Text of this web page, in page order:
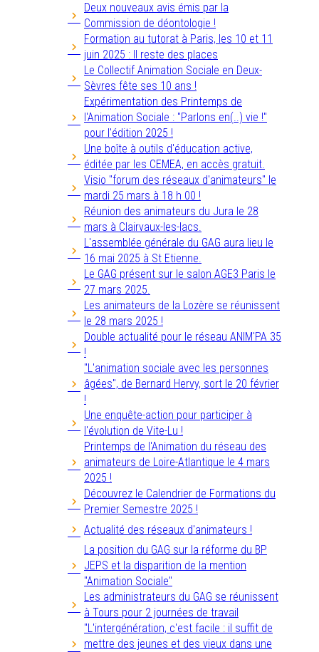
Deux nouveaux avis émis par la
Commission de déontologie !
Formation au tutorat à Paris, les 10 et 11
juin 2025 : Il reste des places
Le Collectif Animation Sociale en Deux-
Sèvres fête ses 10 ans !
Expérimentation des Printemps de
l'Animation Sociale : "Parlons en(..) vie !"
pour l'édition 2025 !
Une boîte à outils d'éducation active,
éditée par les CEMEA, en accès gratuit.
Visio "forum des réseaux d'animateurs" le
mardi 25 mars à 18 h 00 !
Réunion des animateurs du Jura le 28
mars à Clairvaux-les-lacs.
L'assemblée générale du GAG aura lieu le
16 mai 2025 à St Etienne.
Le GAG présent sur le salon AGE3 Paris le
27 mars 2025.
Les animateurs de la Lozère se réunissent
le 28 mars 2025 !
Double actualité pour le réseau ANIM'PA 35
!
"L'animation sociale avec les personnes
âgées", de Bernard Hervy, sort le 20 février
!
Une enquête-action pour participer à
l'évolution de Vite-Lu !
Printemps de l'Animation du réseau des
animateurs de Loire-Atlantique le 4 mars
2025 !
Découvrez le Calendrier de Formations du
Premier Semestre 2025 !
Actualité des réseaux d'animateurs !
La position du GAG sur la réforme du BP
JEPS et la disparition de la mention
"Animation Sociale"
Les administrateurs du GAG se réunissent
à Tours pour 2 journées de travail
"L'intergénération, c'est facile : il suffit de
mettre des jeunes et des vieux dans une